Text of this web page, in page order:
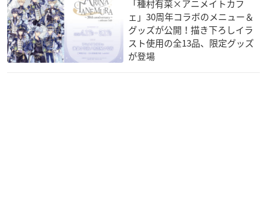
「種村有菜×アニメイトカフ
ェ」30周年コラボのメニュー＆
グッズが公開！描き下ろしイラ
スト使用の全13品、限定グッズ
が登場